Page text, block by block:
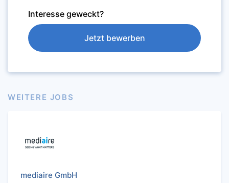
Interesse geweckt?
Jetzt bewerben
WEITERE JOBS
mediaire GmbH